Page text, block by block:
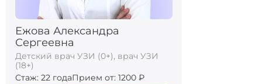
Ежова Александра
Сергеевна
Детский врач УЗИ (0+), врач УЗИ
(18+)
Стаж: 22 годаПрием от: 1200 ₽